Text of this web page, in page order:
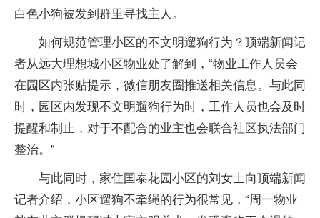
白色小狗被发到群里寻找主人。
如何规范管理小区的不文明遛狗行为？顶端新闻记
者从远大理想城小区物业处了解到，“物业工作人员会
在园区内张贴提示，微信朋友圈推送相关信息。与此同
时，园区内发现不文明遛狗行为时，工作人员也会及时
提醒和制止，对于不配合的业主也会联合社区执法部门
整治。”
与此同时，家住国泰花园小区的刘女士向顶端新闻
记者介绍，小区遛狗不牵绳的行为很常见，“周一物业